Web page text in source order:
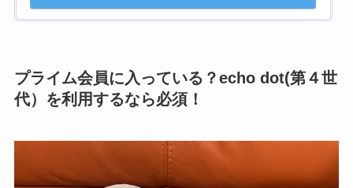
プライム会員に入っている？echo dot(第４世
代）を利用するなら必須！